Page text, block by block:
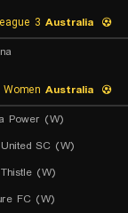
Australia
Australia
Power (W)
SC (W)
(W)
FC (W)